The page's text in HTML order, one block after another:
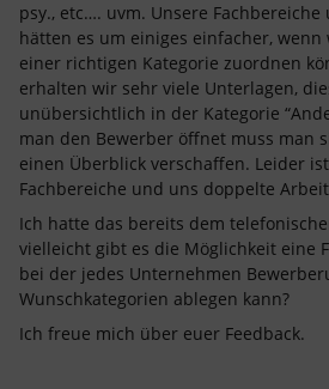
psy., etc…. uvm. Unsere
hätten es um einiges einfacher,
einer richtigen Kategorie zuordnen
erhalten wir sehr viele Unterlagen,
unübersichtlich in der Kategorie
man den Bewerber öffnet muss man
einen Überblick verschaffen. Leider
Fachbereiche und uns doppelte
Ich hatte das bereits dem
vielleicht gibt es die Möglichkeit eine
bei der jedes Unternehmen
Wunschkategorien ablegen kann?
Ich freue mich über euer Feedback.